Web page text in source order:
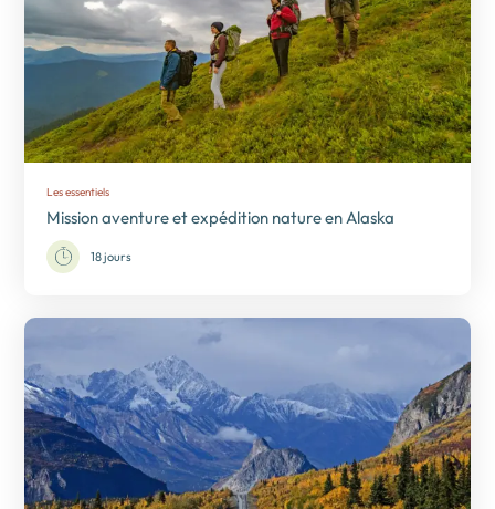
Les essentiels
Mission aventure et expédition nature en Alaska
18 jours